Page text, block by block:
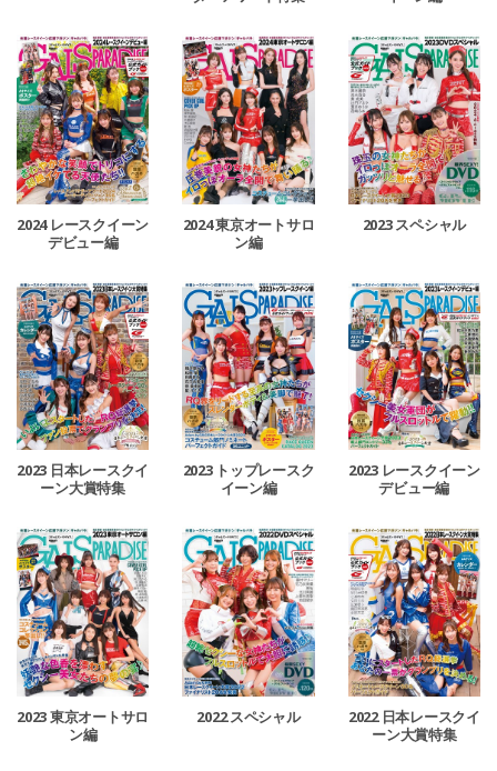
2024 レースクイーン
デビュー編
2024 東京オートサロ
ン編
2023 スペシャル
2023 日本レースクイ
ーン大賞特集
2023 トップレースク
イーン編
2023 レースクイーン
デビュー編
2023 東京オートサロ
ン編
2022 スペシャル
2022 日本レースクイ
ーン大賞特集